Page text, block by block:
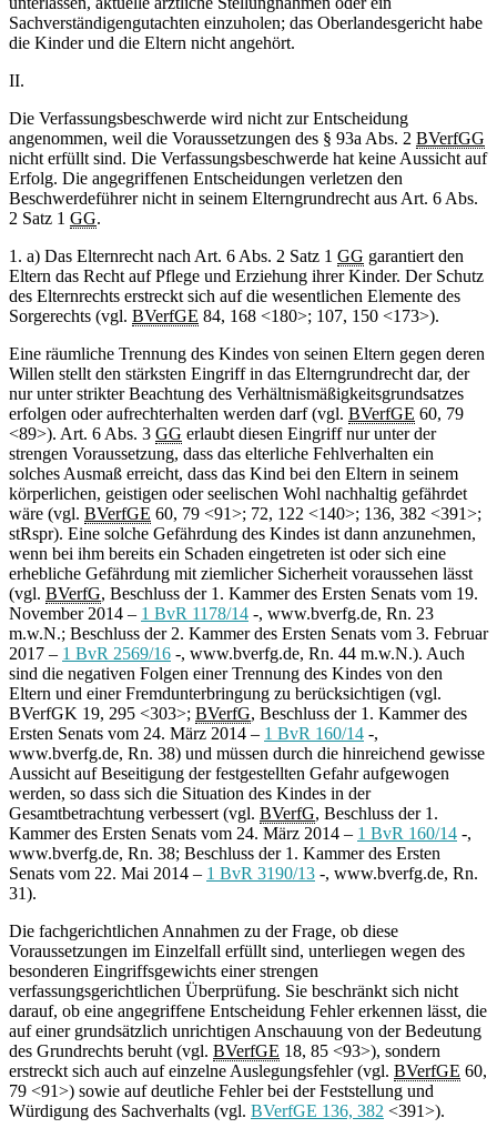
Sachverständigengutachten einzuholen; das Oberlandesgericht habe
die Kinder und die Eltern nicht angehört.
II.
Die Verfassungsbeschwerde wird nicht zur Entscheidung
angenommen, weil die Voraussetzungen des § 93a Abs. 2 BVerfGG
nicht erfüllt sind. Die Verfassungsbeschwerde hat keine Aussicht auf
Erfolg. Die angegriffenen Entscheidungen verletzen den
Beschwerdeführer nicht in seinem Elterngrundrecht aus Art. 6 Abs.
2 Satz 1 GG.
1. a) Das Elternrecht nach Art. 6 Abs. 2 Satz 1 GG garantiert den
Eltern das Recht auf Pflege und Erziehung ihrer Kinder. Der Schutz
des Elternrechts erstreckt sich auf die wesentlichen Elemente des
Sorgerechts (vgl. BVerfGE 84, 168 <180>; 107, 150 <173>).
Eine räumliche Trennung des Kindes von seinen Eltern gegen deren
Willen stellt den stärksten Eingriff in das Elterngrundrecht dar, der
nur unter strikter Beachtung des Verhältnismäßigkeitsgrundsatzes
erfolgen oder aufrechterhalten werden darf (vgl. BVerfGE 60, 79
<89>). Art. 6 Abs. 3 GG erlaubt diesen Eingriff nur unter der
strengen Voraussetzung, dass das elterliche Fehlverhalten ein
solches Ausmaß erreicht, dass das Kind bei den Eltern in seinem
körperlichen, geistigen oder seelischen Wohl nachhaltig gefährdet
wäre (vgl. BVerfGE 60, 79 <91>; 72, 122 <140>; 136, 382 <391>;
stRspr). Eine solche Gefährdung des Kindes ist dann anzunehmen,
wenn bei ihm bereits ein Schaden eingetreten ist oder sich eine
erhebliche Gefährdung mit ziemlicher Sicherheit voraussehen lässt
(vgl. BVerfG, Beschluss der 1. Kammer des Ersten Senats vom 19.
November 2014 – 1 BvR 1178/14 -, www.bverfg.de, Rn. 23
m.w.N.; Beschluss der 2. Kammer des Ersten Senats vom 3. Februar
2017 – 1 BvR 2569/16 -, www.bverfg.de, Rn. 44 m.w.N.). Auch
sind die negativen Folgen einer Trennung des Kindes von den
Eltern und einer Fremdunterbringung zu berücksichtigen (vgl.
BVerfGK 19, 295 <303>; BVerfG, Beschluss der 1. Kammer des
Ersten Senats vom 24. März 2014 – 1 BvR 160/14 -,
www.bverfg.de, Rn. 38) und müssen durch die hinreichend gewisse
Aussicht auf Beseitigung der festgestellten Gefahr aufgewogen
werden, so dass sich die Situation des Kindes in der
Gesamtbetrachtung verbessert (vgl. BVerfG, Beschluss der 1.
Kammer des Ersten Senats vom 24. März 2014 – 1 BvR 160/14 -,
www.bverfg.de, Rn. 38; Beschluss der 1. Kammer des Ersten
Senats vom 22. Mai 2014 – 1 BvR 3190/13 -, www.bverfg.de, Rn.
31).
Die fachgerichtlichen Annahmen zu der Frage, ob diese
Voraussetzungen im Einzelfall erfüllt sind, unterliegen wegen des
besonderen Eingriffsgewichts einer strengen
verfassungsgerichtlichen Überprüfung. Sie beschränkt sich nicht
darauf, ob eine angegriffene Entscheidung Fehler erkennen lässt, die
auf einer grundsätzlich unrichtigen Anschauung von der Bedeutung
des Grundrechts beruht (vgl. BVerfGE 18, 85 <93>), sondern
erstreckt sich auch auf einzelne Auslegungsfehler (vgl. BVerfGE 60,
79 <91>) sowie auf deutliche Fehler bei der Feststellung und
Würdigung des Sachverhalts (vgl. BVerfGE 136, 382 <391>).